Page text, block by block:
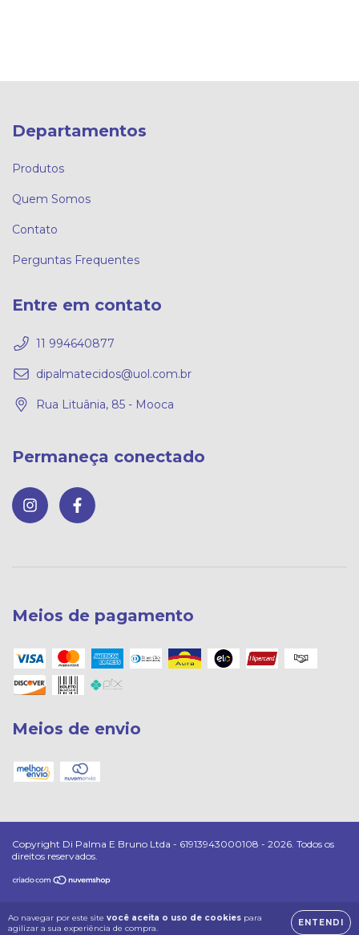
Ao navegar por este site você aceita o uso de cookies para
agilizar a sua experiência de compra.
ENTENDI
Departamentos
Produtos
Quem Somos
Contato
Perguntas Frequentes
Entre em contato
11 994640877
dipalmatecidos@uol.com.br
Rua Lituânia, 85 - Mooca
Permaneça conectado
Meios de pagamento
Meios de envio
Copyright Di Palma E Bruno Ltda - 61913943000108 - 2026. Todos os
direitos reservados.